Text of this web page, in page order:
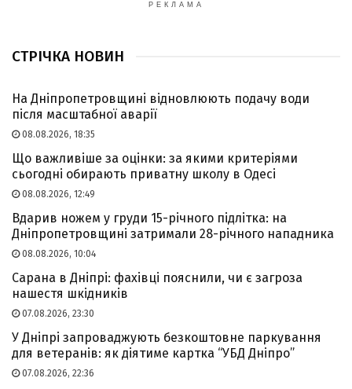
РЕКЛАМА
СТРІЧКА НОВИН
На Дніпропетровщині відновлюють подачу води
після масштабної аварії
08.08.2026, 18:35
Що важливіше за оцінки: за якими критеріями
сьогодні обирають приватну школу в Одесі
08.08.2026, 12:49
Вдарив ножем у груди 15-річного підлітка: на
Дніпропетровщині затримали 28-річного нападника
08.08.2026, 10:04
Сарана в Дніпрі: фахівці пояснили, чи є загроза
нашестя шкідників
07.08.2026, 23:30
У Дніпрі запроваджують безкоштовне паркування
для ветеранів: як діятиме картка “УБД Дніпро”
07.08.2026, 22:36